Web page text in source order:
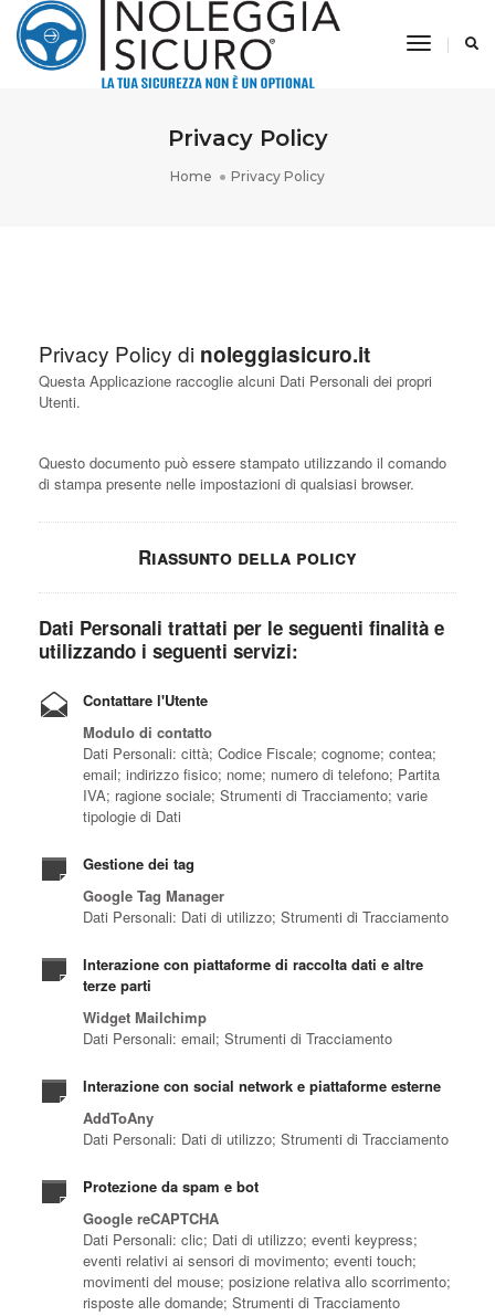
Toggle
Privacy Policy
Home Privacy Policy
Privacy Policy di noleggiasicuro.it
Questa Applicazione raccoglie alcuni Dati Personali dei propri
Utenti.
Questo documento può essere stampato utilizzando il comando
di stampa presente nelle impostazioni di qualsiasi browser.
Riassunto della policy
Dati Personali trattati per le seguenti finalità e
utilizzando i seguenti servizi:
Contattare l'Utente
Modulo di contatto
Dati Personali: città; Codice Fiscale; cognome; contea;
email; indirizzo fisico; nome; numero di telefono; Partita
IVA; ragione sociale; Strumenti di Tracciamento; varie
tipologie di Dati
Gestione dei tag
Google Tag Manager
Dati Personali: Dati di utilizzo; Strumenti di Tracciamento
Interazione con piattaforme di raccolta dati e altre
terze parti
Widget Mailchimp
Dati Personali: email; Strumenti di Tracciamento
Interazione con social network e piattaforme esterne
AddToAny
Dati Personali: Dati di utilizzo; Strumenti di Tracciamento
Protezione da spam e bot
Google reCAPTCHA
Dati Personali: clic; Dati di utilizzo; eventi keypress;
eventi relativi ai sensori di movimento; eventi touch;
movimenti del mouse; posizione relativa allo scorrimento;
risposte alle domande; Strumenti di Tracciamento